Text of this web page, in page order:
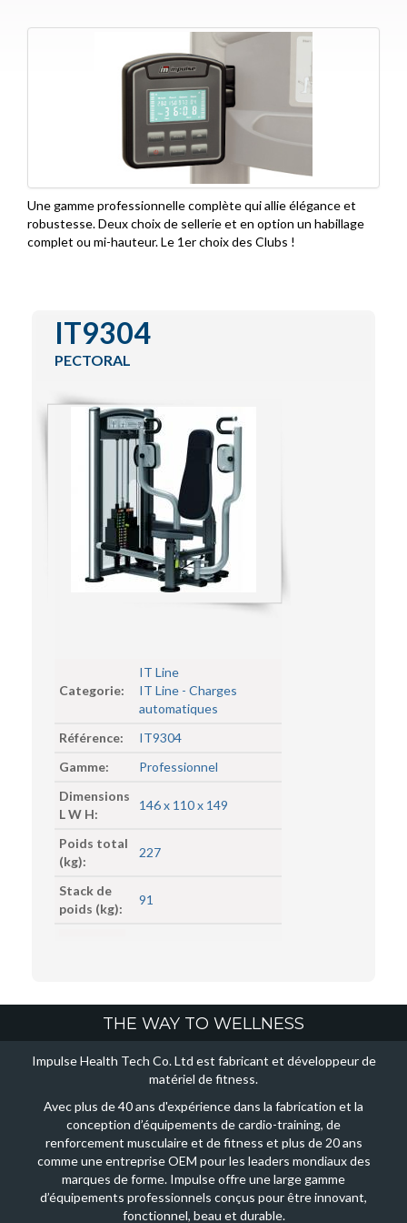
Une gamme professionnelle complète qui allie élégance et
robustesse. Deux choix de sellerie et en option un habillage
complet ou mi-hauteur. Le 1er choix des Clubs !
IT9304
PECTORAL
Categorie:
IT Line
IT Line - Charges
automatiques
Référence:
IT9304
Gamme:
Professionnel
Dimensions
L W H:
146 x 110 x 149
Poids total
(kg):
227
Stack de
poids (kg):
91
THE WAY TO WELLNESS
Impulse Health Tech Co. Ltd est fabricant et développeur de
matériel de fitness.
Avec plus de 40 ans d'expérience dans la fabrication et la
conception d’équipements de cardio-training, de
renforcement musculaire et de fitness et plus de 20 ans
comme une entreprise OEM pour les leaders mondiaux des
marques de forme. Impulse offre une large gamme
d’équipements professionnels conçus pour être innovant,
fonctionnel, beau et durable.